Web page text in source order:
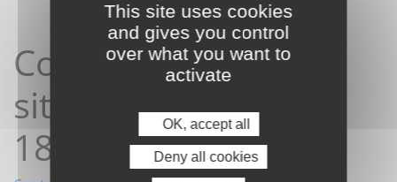
Contact depuis le
site04/12/2024
18:36:05
This site uses cookies
and gives you control
over what you want to
activate
OK, accept all
Deny all cookies